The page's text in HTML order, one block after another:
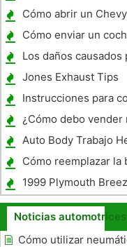
el MK4 Jetta
Cómo abrir un
Si tuviese Out
Cómo enviar un
Cartagena
Los daños
freno de mano
Jones Exhaust Tips
Instrucciones para
Altavoz Cajas
¿Cómo debo vender
Auto Body Trabajo
Cómo reemplazar la
una camioneta Ford
1999 Plymouth
torque
Noticias automotrices
Cómo utilizar